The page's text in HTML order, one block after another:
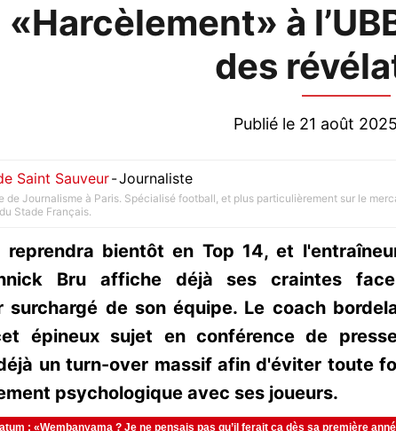
«Harcèlement» à
des
Publié le 21 août
Saint Sauveur-Journaliste
de Journalisme à Paris. Spécialisé football, et plus particulièrement sur le
Stade Français.
reprendra bientôt en Top 14, et
Bru affiche déjà ses craintes
surchargé de son équipe. Le coach
épineux sujet en conférence de
un turn-over massif afin d'éviter toute
psychologique avec ses joueurs.